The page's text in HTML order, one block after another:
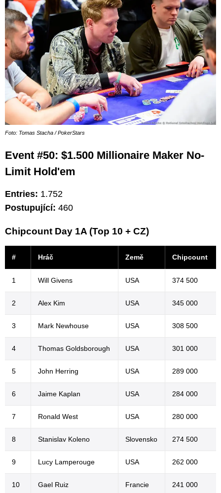
Foto: Tomas Stacha / PokerStars
Event #50: $1.500 Millionaire Maker No-
Limit Hold'em
Entries: 1.752
Postupující: 460
Chipcount Day 1A (Top 10 + CZ)
# Hráč Země Chipcount
1 Will Givens USA 374 500
2 Alex Kim USA 345 000
3 Mark Newhouse USA 308 500
4 Thomas Goldsborough USA 301 000
5 John Herring USA 289 000
6 Jaime Kaplan USA 284 000
7 Ronald West USA 280 000
8 Stanislav Koleno Slovensko 274 500
9 Lucy Lamperouge USA 262 000
10 Gael Ruiz Francie 241 000